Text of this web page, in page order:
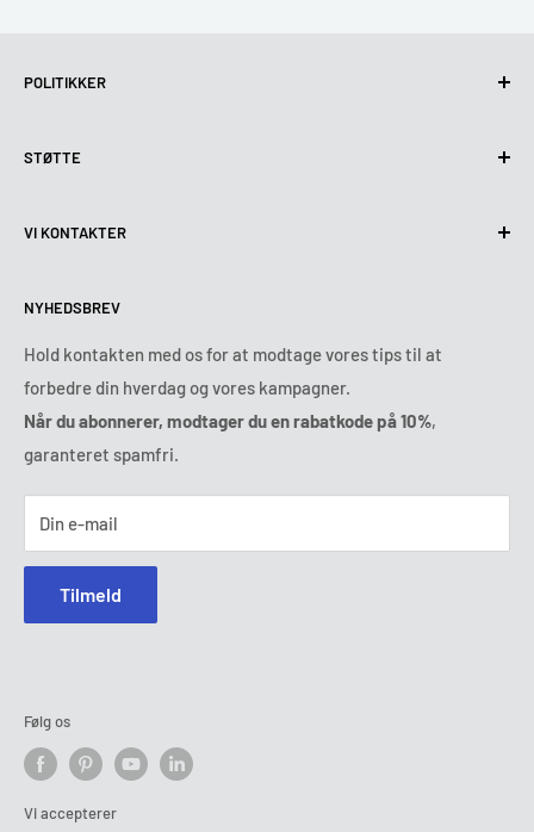
POLITIKKER
Brug af cookies (GDPR)
Leveringsbetingelser
Betalingsbetingelser
Vilkår og betingelser for abonnementet
STØTTE
Kontakt os
Juridisk meddelelse
FAQ
Onlinetvistbilæggelse
Ozerty holder dig sikker
VI KONTAKTER
Tirsdag:9:00 - 18:00
Onsdag:
9:00 - 18:00
Torsdag:
9:00 - 18:00
Fredag: 9:00 - 18:00
Lørdag - Søndag: lukket
E-mail:
kontakt@ozerty-danmark.com
NYHEDSBREV
Hold kontakten med os for at modtage vores tips til at
forbedre din hverdag og vores kampagner.
Når du abonnerer, modtager du en rabatkode på 10%,
garanteret spamfri.
Din e-mail
Tilmeld
Følg os
Vi accepterer